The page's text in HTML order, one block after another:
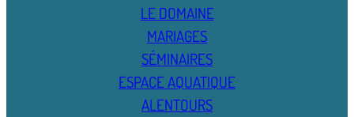
LE DOMAINE
MARIAGES
SÉMINAIRES
ESPACE AQUATIQUE
ALENTOURS